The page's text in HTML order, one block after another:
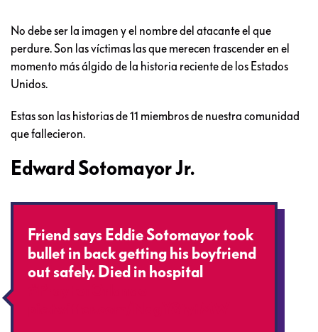
No debe ser la imagen y el nombre del atacante el que
perdure. Son las víctimas las que merecen trascender en el
momento más álgido de la historia reciente de los Estados
Unidos.
Estas son las historias de 11 miembros de nuestra comunidad
que fallecieron.
Edward Sotomayor Jr.
Friend says Eddie Sotomayor took
bullet in back getting his boyfriend
out safely. Died in hospital